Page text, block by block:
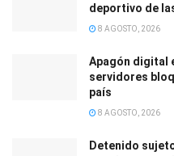
deportivo de
8 AGOSTO, 2026
Apagón digital
servidores
país
8 AGOSTO, 2026
Detenido